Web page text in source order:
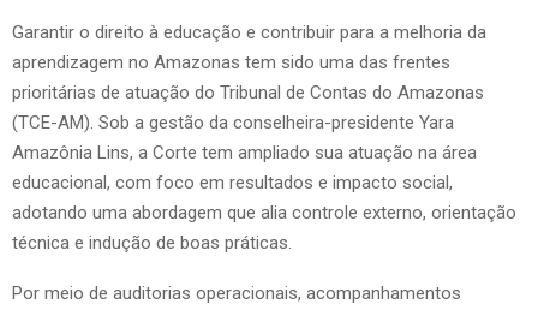
Garantir o direito à educação e contribuir para a melhoria da
aprendizagem no Amazonas tem sido uma das frentes
prioritárias de atuação do Tribunal de Contas do Amazonas
(TCE-AM). Sob a gestão da conselheira-presidente Yara
Amazônia Lins, a Corte tem ampliado sua atuação na área
educacional, com foco em resultados e impacto social,
adotando uma abordagem que alia controle externo, orientação
técnica e indução de boas práticas.
Por meio de auditorias operacionais, acompanhamentos